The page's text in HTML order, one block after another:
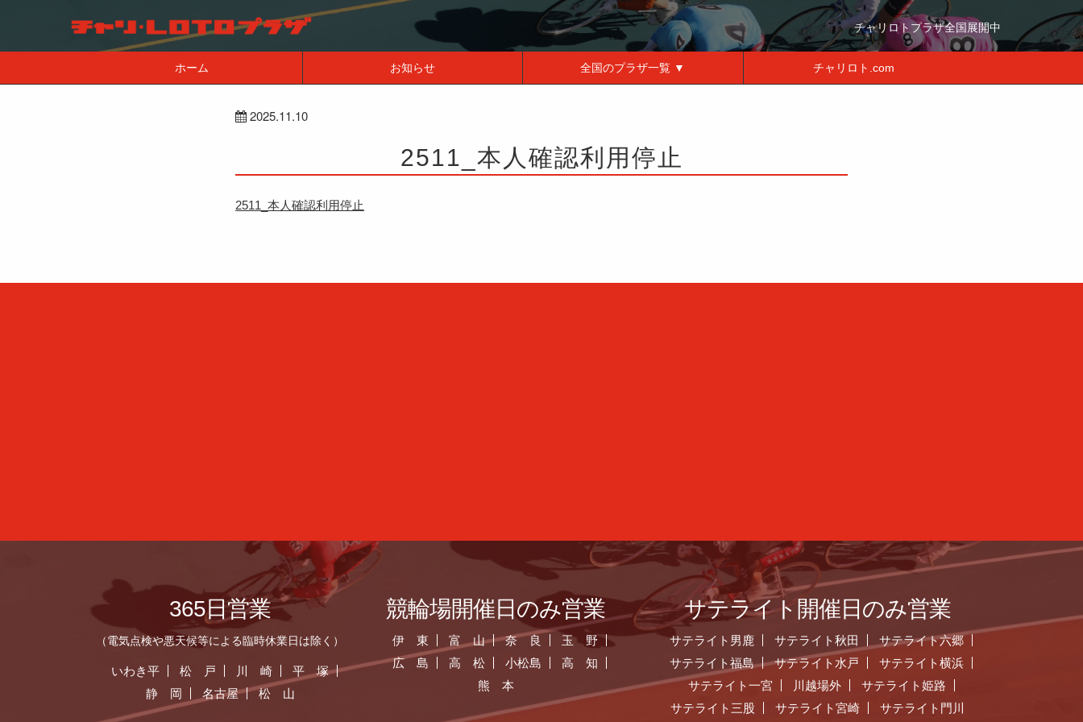
チャリロトプラザ全国展開中
ホーム お知らせ 全国のプラザ一覧 ▼ チャリロト.com
2025.11.10
2511_本人確認利用停止
2511_本人確認利用停止
365日営業
（電気点検や悪天候等による臨時休業日は除く）
いわき平 松 戸 川 崎
平 塚
静 岡
名古屋 松 山
競輪場開催日のみ営業
伊 東 富 山 奈 良
玉 野
広 島
高 松 小松島
高 知
熊 本
サテライト開催日のみ営業
サテライト男鹿 サテライト秋田
サテライト六郷
サテライト福島
サテライト水戸
サテライト横浜
サテライト一宮
川越場外
サテライト姫路
サテライト三股
サテライト宮崎 サテライト門川